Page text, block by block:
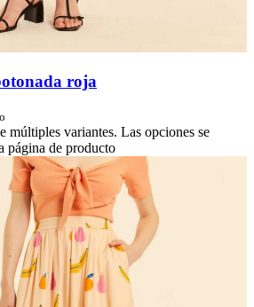
roja
múltiples variantes. Las opciones se
página de producto